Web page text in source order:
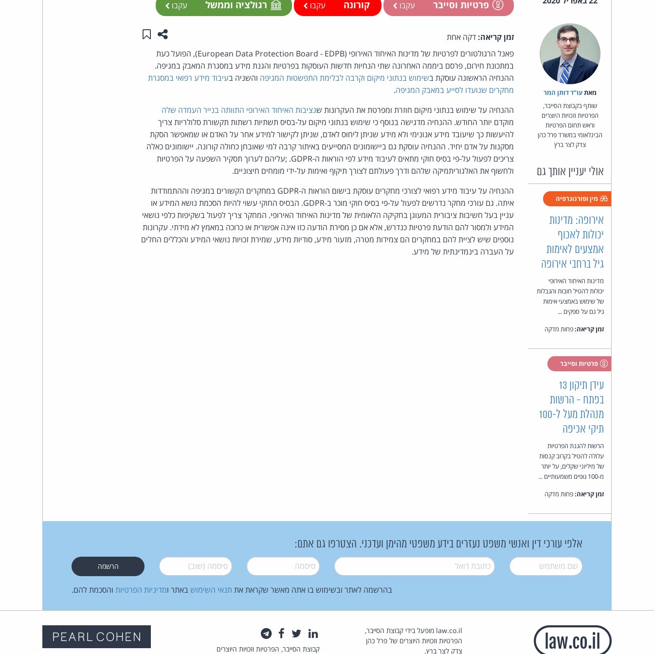
פרטיות וסייבר עקבו קורונה עקבו רגולציה וממשל עקבו
מאת‏עו"ד דותן המר
שותף בקבוצת הסייבר,
הפרטיות וזכויות היוצרים
וראש תחום הפרטיות
הבינלאומי במשרד פרל כהן
צדק לצר ברץ
אולי יעניין אותך גם
מין ופורנוגרפיה
אירופה: מדינות
יכולות לאכוף
אמצעים לאימות
גיל ברחבי אירופה
מדינות האיחוד האירופי
יכולות להטיל חובות והגבלות
של שימוש באמצעי אימות
גיל גם על ספקים ...
זמן קריאה:פחות מדקה
פרטיות וסייבר
עידן תיקון 13
בפתח - הרשות
מנהלת מעל ל-100
תיקי אכיפה
הרשות להגנת הפרטיות
עלולה להטיל בקרוב קנסות
של מיליוני שקלים, על יותר
מ-100 גופים משמעותיים ...
זמן קריאה:פחות מדקה
זמן קריאה: דקה אחת שתפו עמוד זה
שמור ב"תכנים שלי"
פאנל הרגולטורים לפרטיות של מדינות האיחוד האירופי (European Data Protection Board - EDPB), הפועל כעת
במתכונת חירום, פרסם ביממה האחרונה שתי הנחיות חדשות העוסקות בפרטיות והגנת מידע במסגרת המאבק במגיפה.
ההנחיה הראשונה עוסקת בשימוש בנתוני מיקום וקרבה לבלימת התפשטות המגיפה והשניה בעיבוד מידע רפואי במסגרת
מחקרים שנועדו לסייע במאבק המגיפה.
ההנחיה על שימוש בנתוני מיקום חוזרת ומפרטת את העקרונות שנציבות האיחוד האירופי התוותה בנייר העמדה שלה
מוקדם יותר החודש. ההנחיה מדגישה בנוסף כי שימוש בנתוני מיקום על-בסיס תשתיות רשתות תקשורת סלולריות צריך
להיעשות כך שיעובד מידע אנונימי ולא מידע שניתן ליחוס לאדם, שניתן לקישור למידע אחר על האדם או שמאפשר הסקת
מסקנות על אדם יחיד. ההנחיה עוסקת גם ביישומונים המסייעים באיתור קרבה למי שאובחן כחולה קורונה. יישומונים כאלה
צריכים לפעול על-פי בסיס חוקי מתאים לעיבוד מידע לפי הוראות ה-GDPR. ;עליהם לערוך תסקיר השפעה על הפרטיות
ולחשוף את האלגוריתמיקה שלהם ודרך פעולתם לצורך תיקוף ואימות על-ידי מומחים חיצוניים.
ההנחיה על עיבוד מידע רפואי לצורכי מחקרים עוסקת בישום הוראות ה-GDPR במחקרים הקשורים במגיפה וההתמודדות
איתה. גם עורכי מחקר נדרשים לפעול על-פי בסיס חוקי מוכר ב-GDPR. הבסיס החוקי עשוי להיות הסכמת נושא המידע או
עניין בעל חשיבות ציבורית המעוגן בחקיקה הלאומית של מדינות האיחוד האירופי. המחקר צריך לפעול בשקיפות כלפי נושאי
המידע ולמסור להם הודעת פרטיות כנדרש, אלא אם כן מסירת הודעה כזו אינה אפשרית או כרוכה במאמץ לא מידתי. עקרונות
נוספים שיש לציית להם במחקרים הם צמידות מטרה, מזעור מידע, סודיות מידע, שמירת זכויות נושאי המידע והכללים החלים
על העברה בינמדינתית של מידע.
אלפי עורכי דין ואנשי משפט נעזרים בידע משפטי מהימן ועדכני. הצטרפו גם אתם:
שם משתמש* דואל* סיסמה* סיסמה (שוב)*
בהרשמה לאתר ובשימוש בו אתה מאשר שקראת את תנאי השימוש באתר ומדיניות הפרטיות והסכמת להם.
law.co.il מופעל בידי קבוצת הסייבר,
הפרטיות וזכויות היוצרים של פרל כהן
צדק לצר ברץ.
לינקדאין
טוויטרפייסבוק
קבוצת הסייבר, הפרטיות וזכויות היוצרים